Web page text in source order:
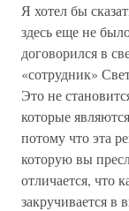
Я хотел бы
здесь еще не
договорился в
«сотрудник»
Это не
которые
потому что эта
которую вы
отличается, что
закручивается в